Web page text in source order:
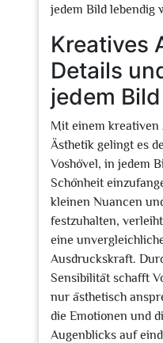
jedem Bild lebendig
Kreatives
Details
jedem Bild
Mit einem kreativen
Ästhetik gelingt es
Voshövel, in jedem
Schönheit
kleinen Nuancen
festzuhalten,
eine
Ausdruckskraft.
Sensibilität schafft
nur ästhetisch
die Emotionen und
Augenblicks auf